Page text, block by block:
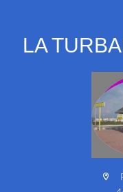
LA